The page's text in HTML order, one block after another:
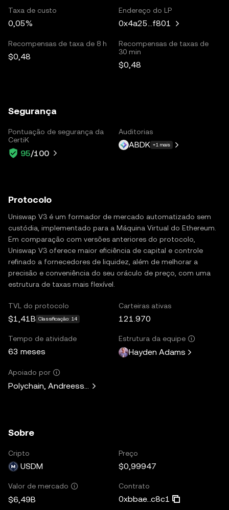
Taxa de custo
0,05%
Endereço do LP
0x4a25...f801
Recompensas de taxa de 8 h
$0,48
Recompensas de taxas de
30 min
$0,48
Segurança
Pontuação de segurança da
CertiK
95/100
Auditorias
ABDK +1 mais
Protocolo
Uniswap V3 é um formador de mercado automatizado sem
custódia, implementado para a Máquina Virtual do Ethereum.
Em comparação com versões anteriores do protocolo,
Uniswap V3 oferece maior eficiência de capital e controle
refinado a fornecedores de liquidez, além de melhorar a
precisão e conveniência do seu oráculo de preço, com uma
estrutura de taxas mais flexível.
TVL do protocolo
$1,41B Classificação: 14
Carteiras ativas
121.970
Tempo de atividade
63 meses
Estrutura da equipe
Hayden Adams
Apoiado por
Polychain, Andreessen Horowitz, Paradigm, Variant Fund,
Sobre
Cripto
USDM
Preço
$0,99947
Valor de mercado
$6,49B
Contrato
0xbbae...c8c1